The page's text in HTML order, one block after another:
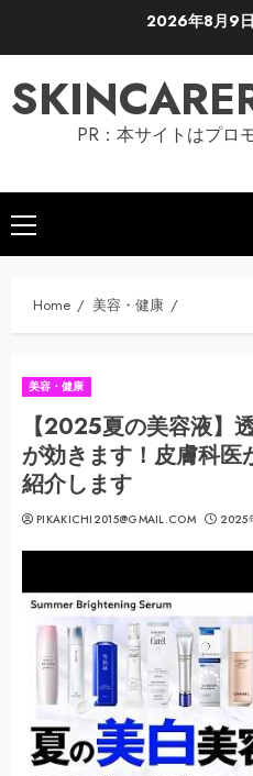
2026年8月9日
PR：本サイトはプロ
Primary
Menu
Home 美容・健康
美容・健康
【2025夏の美容液】
が効きます！皮膚科医
紹介します
PIKAKICHI2015@GMAIL.COM 2025